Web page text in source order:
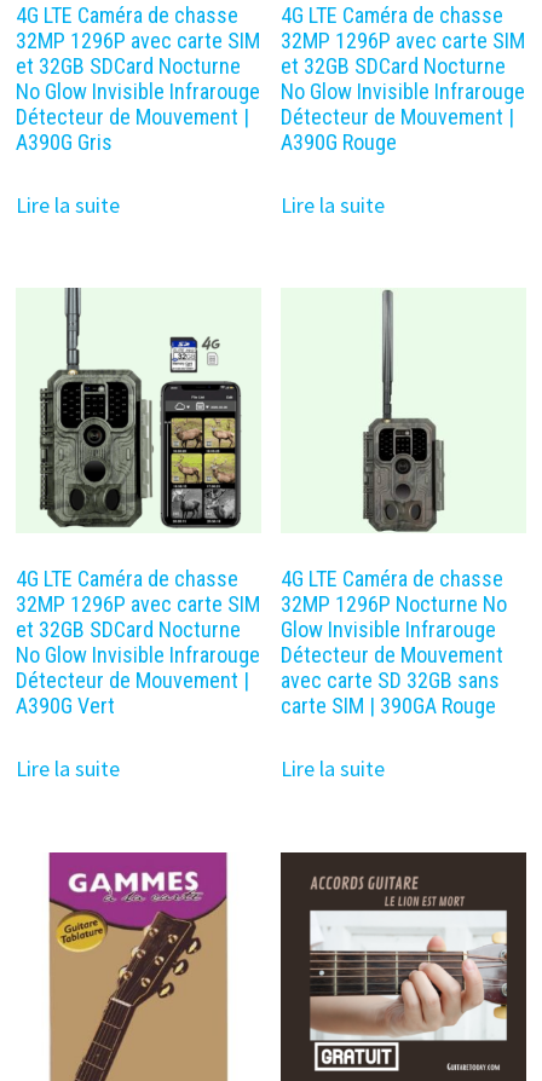
4G LTE Caméra de chasse
32MP 1296P avec carte SIM
et 32GB SDCard Nocturne
No Glow Invisible Infrarouge
Détecteur de Mouvement |
A390G Gris
Lire la suite
4G LTE Caméra de chasse
32MP 1296P avec carte SIM
et 32GB SDCard Nocturne
No Glow Invisible Infrarouge
Détecteur de Mouvement |
A390G Rouge
Lire la suite
4G LTE Caméra de chasse
32MP 1296P avec carte SIM
et 32GB SDCard Nocturne
No Glow Invisible Infrarouge
Détecteur de Mouvement |
A390G Vert
Lire la suite
4G LTE Caméra de chasse
32MP 1296P Nocturne No
Glow Invisible Infrarouge
Détecteur de Mouvement
avec carte SD 32GB sans
carte SIM | 390GA Rouge
Lire la suite